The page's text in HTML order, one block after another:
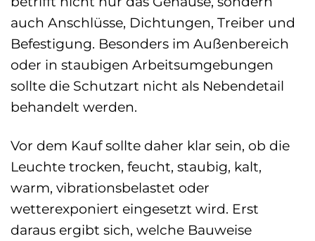
auch Anschlüsse, Dichtungen, Treiber und
Befestigung. Besonders im Außenbereich
oder in staubigen Arbeitsumgebungen
sollte die Schutzart nicht als Nebendetail
behandelt werden.
Vor dem Kauf sollte daher klar sein, ob die
Leuchte trocken, feucht, staubig, kalt,
warm, vibrationsbelastet oder
wetterexponiert eingesetzt wird. Erst
daraus ergibt sich, welche Bauweise